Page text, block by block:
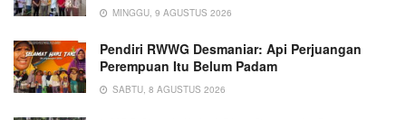
MINGGU, 9 AGUSTUS 2026
Pendiri RWWG Desmaniar: Api Perjuangan
Perempuan Itu Belum Padam
SABTU, 8 AGUSTUS 2026